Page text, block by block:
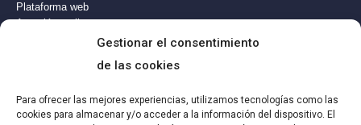
Gestionar el consentimiento
de las cookies
Para ofrecer las mejores experiencias, utilizamos tecnologías como las
cookies para almacenar y/o acceder a la información del dispositivo. El
Plataforma web
Atención a clientes
Política de Privacidad
Facebook Linkedn